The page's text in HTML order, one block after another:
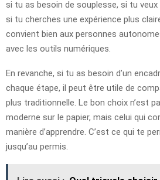
si tu as besoin de souplesse, si tu
si tu cherches une expérience plus
convient bien aux personnes
avec les outils numériques.
En revanche, si tu as besoin d’un
chaque étape, il peut être utile de
plus traditionnelle. Le bon choix n’est
moderne sur le papier, mais celui qui
manière d’apprendre. C’est ce qui te
jusqu’au permis.